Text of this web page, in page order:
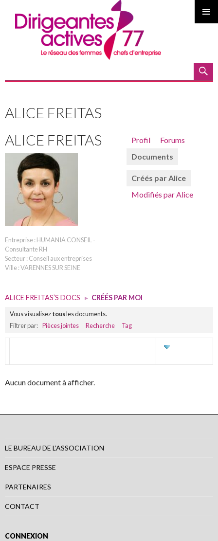
AU
PRINCIPAL
ALICE FREITAS
ALICE FREITAS
Entreprise : HUMANIA CONSEIL -
Consultante RH
Secteur : Conseil aux entreprises
Ville : VARENNES SUR SEINE
Profil
Forums
Documents
Créés par Alice
Modifiés par Alice
ALICE FREITAS’S DOCS ▸ CRÉÉS PAR MOI
Vous visualiseztousles documents.
Filtrer par: Pièces jointes Recherche Tag
Aucun document à afficher.
LE BUREAU DE L’ASSOCIATION
ESPACE PRESSE
PARTENAIRES
CONTACT
CONNEXION